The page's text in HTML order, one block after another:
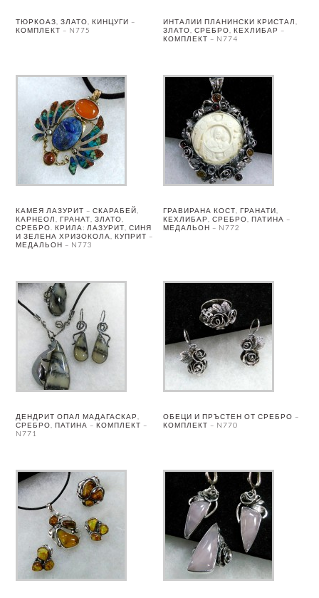
ТЮРКОАЗ, ЗЛАТО, КИНЦУГИ –
КОМПЛЕКТ – N775
ИНТАЛИИ ПЛАНИНСКИ КРИСТАЛ,
ЗЛАТО, СРЕБРО, КЕХЛИБАР –
КОМПЛЕКТ – N774
КАМЕЯ ЛАЗУРИТ – СКАРАБЕЙ,
КАРНЕОЛ, ГРАНАТ, ЗЛАТО,
СРЕБРО. КРИЛА: ЛАЗУРИТ, СИНЯ
И ЗЕЛЕНА ХРИЗОКОЛА, КУПРИТ –
МЕДАЛЬОН – N773
ГРАВИРАНА КОСТ, ГРАНАТИ,
КЕХЛИБАР, СРЕБРО, ПАТИНА –
МЕДАЛЬОН – N772
ДЕНДРИТ ОПАЛ МАДАГАСКАР,
СРЕБРО, ПАТИНА – КОМПЛЕКТ –
N771
ОБЕЦИ И ПРЪСТЕН ОТ СРЕБРО –
КОМПЛЕКТ – N770